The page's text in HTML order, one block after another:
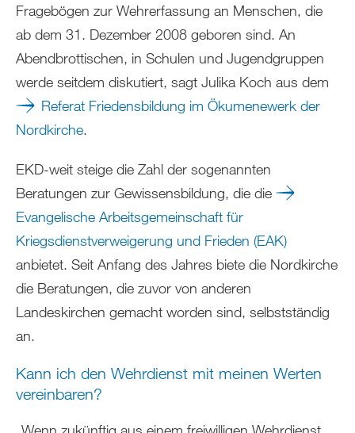
Fragebögen zur Wehrerfassung an Menschen, die
ab dem 31. Dezember 2008 geboren sind. An
Abendbrottischen, in Schulen und Jugendgruppen
werde seitdem diskutiert, sagt Julika Koch aus dem
Referat Friedensbildung im Ökumenewerk der
Nordkirche.
EKD-weit steige die Zahl der sogenannten
Beratungen zur Gewissensbildung, die die
Evangelische Arbeitsgemeinschaft für
Kriegsdienstverweigerung und Frieden (EAK)
anbietet. Seit Anfang des Jahres biete die Nordkirche
die Beratungen, die zuvor von anderen
Landeskirchen gemacht worden sind, selbstständig
an.
Kann ich den Wehrdienst mit meinen Werten
vereinbaren?
„Wenn zukünftig aus einem freiwilligen Wehrdienst